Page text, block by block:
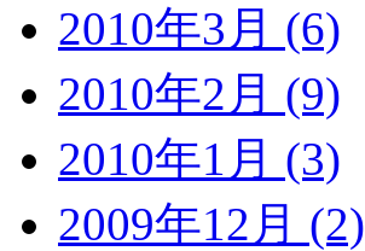
2010年3月 (6)
2010年2月 (9)
2010年1月 (3)
2009年12月 (2)